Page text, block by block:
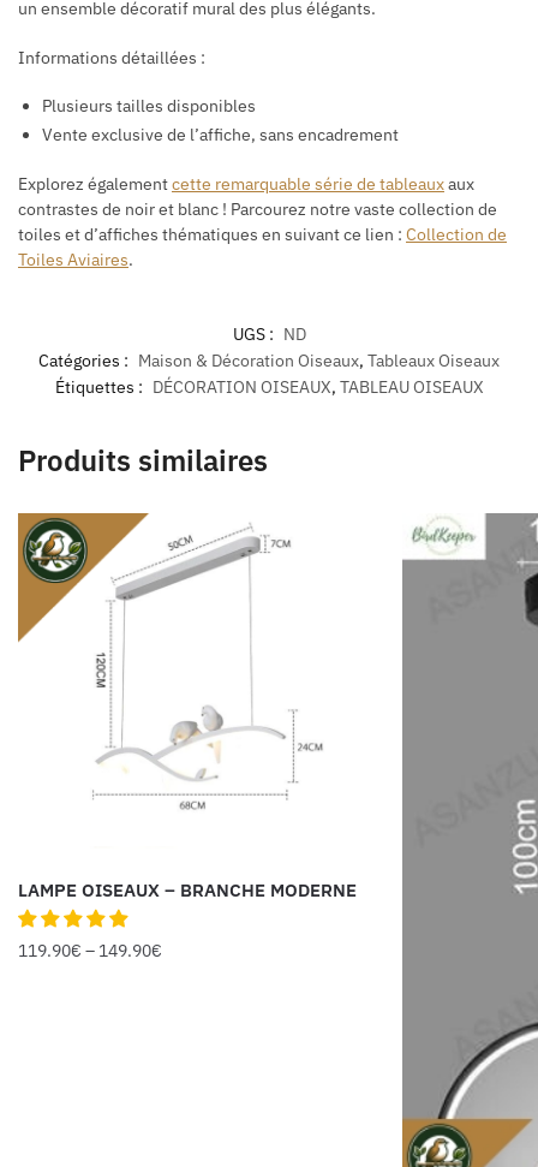
un ensemble décoratif mural des plus élégants.
Informations détaillées :
Plusieurs tailles disponibles
Vente exclusive de l’affiche, sans encadrement
Explorez égalementcette remarquable série de tableauxaux
contrastes de noir et blanc ! Parcourez notre vaste collection de
toiles et d’affiches thématiques en suivant ce lien : Collection de
Toiles Aviaires.
UGS : ND
Catégories : Maison & Décoration Oiseaux, Tableaux Oiseaux
Étiquettes : DÉCORATION OISEAUX, TABLEAU OISEAUX
Produits similaires
LAMPE OISEAUX – BRANCHE MODERNE
119.90€ – 149.90€